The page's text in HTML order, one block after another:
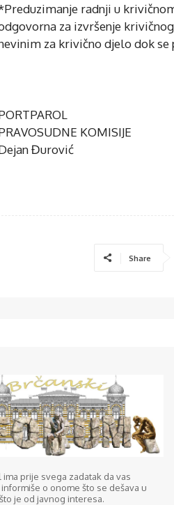
radnji u
za izvršenje
za krivično djelo dok
KOMISIJE
Đurović
Share
ima prije svega zadatak da vas
o onome što se dešava u
je od javnog interesa.